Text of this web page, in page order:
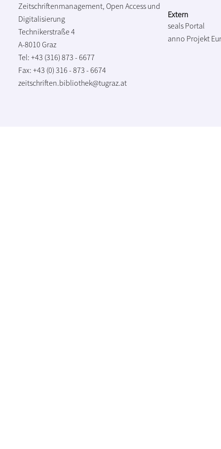
Zeitschriftenmanagement, Open Access und
Digitalisierung
Technikerstraße 4
A-8010 Graz
Tel: +43 (316) 873 - 6677
Fax: +43 (0) 316 - 873 - 6674
zeitschriften.bibliothek@tugraz.at
Extern
seals Portal
anno Projekt